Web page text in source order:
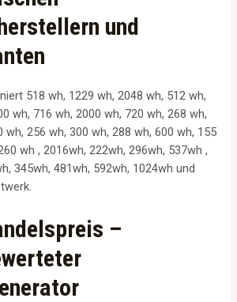
und
518 wh, 1229 wh, 2048 wh, 512 wh,
wh, 716 wh, 2000 wh, 720 wh, 268 wh,
wh, 256 wh, 300 wh, 288 wh, 600 wh, 155
wh , 2016wh, 222wh, 296wh, 537wh ,
345wh, 481wh, 592wh, 1024wh und
–